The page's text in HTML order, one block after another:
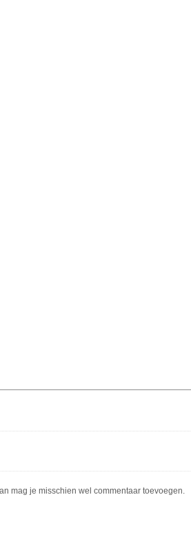
mag je misschien wel commentaar toevoegen.